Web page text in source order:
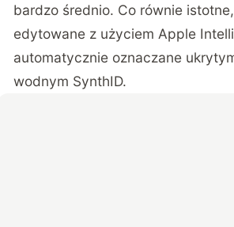
bardzo średnio. Co równie
edytowane z użyciem Apple
automatycznie oznaczane
wodnym SynthID.